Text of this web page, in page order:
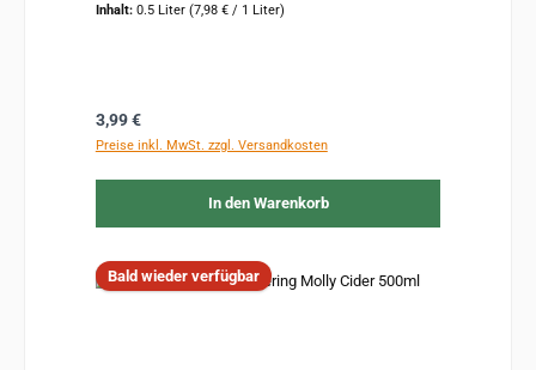
Inhalt: 0.5 Liter (7,98 € / 1 Liter)
Regulärer Preis:
3,99 €
Preise inkl. MwSt. zzgl. Versandkosten
In den Warenkorb
Bald wieder verfügbar